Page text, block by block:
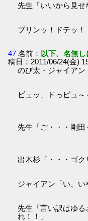
先生「いいから見せ
ブリンッ！ドテッ！
47 名前： 以下、名無
稿日：2011/06/24(金)
のび太・ジャイアン
ビュッ、ドっピュ～
先生「ご・・・剛田
出木杉「・・・ゴク
ジャイアン「い、い
先生「言い訳はゆ
れ！！」